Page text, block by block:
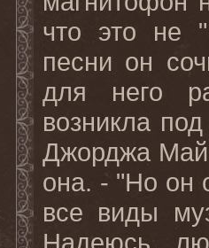
что это не
песни он
для него
возникла
Джорджа
она. - "Но он
все виды